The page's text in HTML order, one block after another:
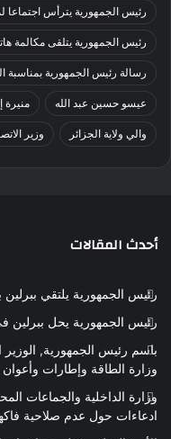
رئيس الجمهورية يترأس اجتماعا
رئيس الجمهورية يتلقى مكالمة
رسالة رئيس الجمهورية بمناسبة
عيسو حسين عبد الله منيرة
والي ولاية الجزائر وزير
أحدث المقالات
رئيس الجمهورية يلتقي ببرلين
رئيس الجمهورية يحل ببرلين
باسم رئيس الجمهورية, الوزير
وزارة الطاقة وإطارات
وزارة الداخلية والجماعات
ادعاءات حول عدم صلاحية